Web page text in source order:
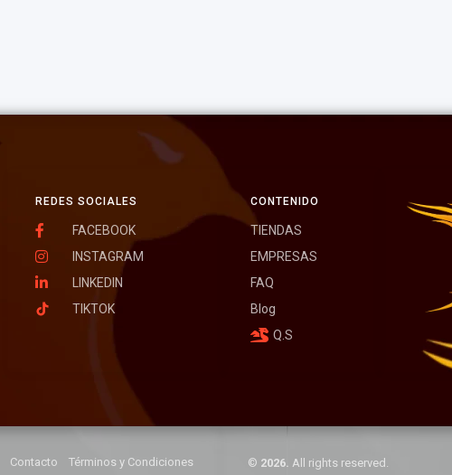
REDES SOCIALES
FACEBOOK
INSTAGRAM
LINKEDIN
TIKTOK
CONTENIDO
TIENDAS
EMPRESAS
FAQ
Blog
Q.S
Contacto Términos y Condiciones © 2026. All rights reserved.